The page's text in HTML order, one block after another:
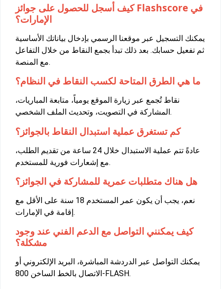
كيف أسجل للحصول على جوائز Flashscore في
الإمارات؟
يمكنك التسجيل عبر موقعنا الرسمي بإدخال بياناتك الأساسية
ثم تفعيل حسابك. بعد ذلك تبدأ بجمع النقاط من خلال التفاعل
مع المنصة.
ما هي الطرق المتاحة لكسب النقاط في النظام؟
نقاط تُجمع عبر زيارة الموقع يومياً، متابعة المباريات،
المشاركة في التصويت، وتحديث الملف الشخصي.
كم تستغرق عملية استبدال النقاط بالجوائز؟
عادةً تتم عملية الاستبدال خلال 24 ساعة من تقديم الطلب،
مع إشعارات فورية للمستخدم.
هل هناك متطلبات عمرية للمشاركة في الجوائز؟
نعم، يجب أن يكون عمر المستخدم 18 سنة على الأقل مع
إقامة في الإمارات.
كيف يمكنني التواصل مع الدعم الفني عند وجود
مشكلة؟
يمكنك التواصل عبر الدردشة المباشرة، البريد الإلكتروني أو
الاتصال بالخط الساخن 800-FLASH.